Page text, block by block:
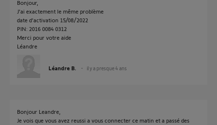
Bonjour,
J'ai exactement le même problème
date d'activation 15/08/2022
PIN: 2016 0084 0312
Merci pour votre aide
Léandre
Léandre B. il y a presque 4 ans
Bonjour Leandre,
Je vois que vous avez reussi a vous connecter ce matin et a passé des